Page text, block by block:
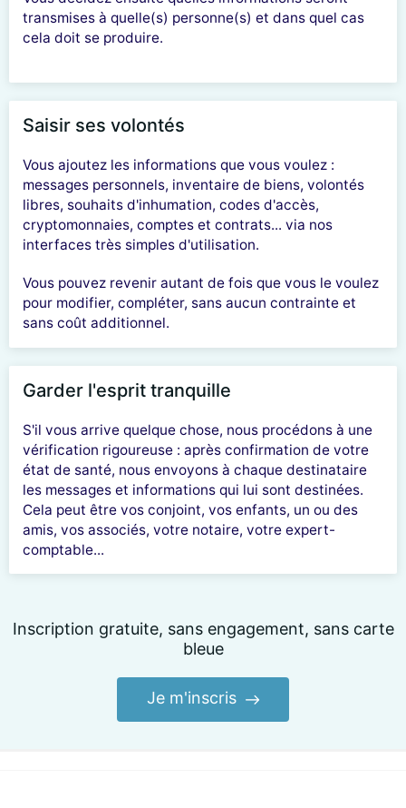
transmises à quelle(s) personne(s) et dans quel cas
cela doit se produire.
Saisir ses volontés
Vous ajoutez les informations que vous voulez :
messages personnels, inventaire de biens, volontés
libres, souhaits d'inhumation, codes d'accès,
cryptomonnaies, comptes et contrats... via nos
interfaces très simples d'utilisation.
Vous pouvez revenir autant de fois que vous le voulez
pour modifier, compléter, sans aucun contrainte et
sans coût additionnel.
Garder l'esprit tranquille
S'il vous arrive quelque chose, nous procédons à une
vérification rigoureuse : après confirmation de votre
état de santé, nous envoyons à chaque destinataire
les messages et informations qui lui sont destinées.
Cela peut être vos conjoint, vos enfants, un ou des
amis, vos associés, votre notaire, votre expert-
comptable...
Inscription gratuite, sans engagement, sans carte
bleue
Je m'inscris